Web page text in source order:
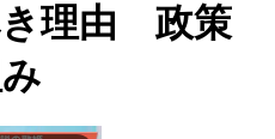
き理由 政策